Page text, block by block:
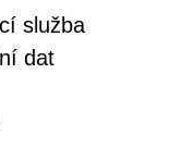
služba
dat